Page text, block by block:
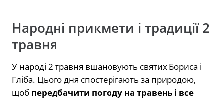
Народні прикмети і традиції 2
травня
У народі 2 травня вшановують святих Бориса і
Гліба. Цього дня спостерігають за природою,
щоб передбачити погоду на травень і все